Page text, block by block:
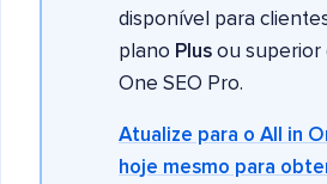
disponível para
plano Plus ou superior
One SEO Pro.
Atualize para o All in
hoje mesmo para